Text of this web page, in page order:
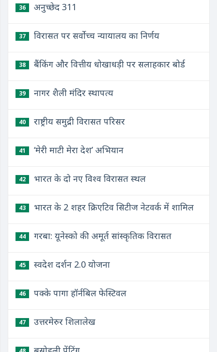
36 अनुच्छेद 311
37 विरासत पर सर्वोच्च न्यायालय का निर्णय
38 बैंकिंग और वित्तीय धोखाधड़ी पर सलाहकार बोर्ड
39 नागर शैली मंदिर स्थापत्य
40 राष्ट्रीय समुद्री विरासत परिसर
41 ‘मेरी माटी मेरा देश’ अभियान
42 भारत के दो नए विश्व विरासत स्थल
43 भारत के 2 शहर क्रिएटिव सिटीज नेटवर्क में शामिल
44 गरबा: यूनेस्को की अमूर्त सांस्कृतिक विरासत
45 स्वदेश दर्शन 2.0 योजना
46 पक्के पागा हॉर्नबिल फेस्टिवल
47 उत्तरमेरुर शिलालेख